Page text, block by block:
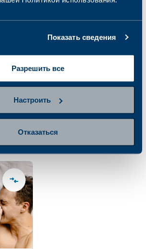
Показать сведения
Разрешить все
Настроить
Отказаться
ИППП для мужчин
(кровь, моча)